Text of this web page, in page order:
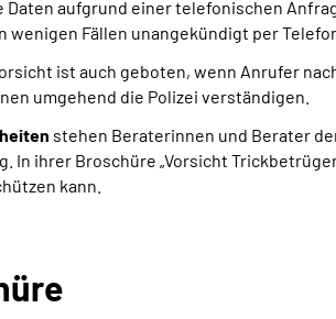
Daten aufgrund einer telefonischen
wenigen Fällen unangekündigt per
ist auch geboten, wenn Anrufer
umgehend die Polizei verständigen.
stehen Beraterinnen und Berater
In ihrer Broschüre „Vorsicht
kann.